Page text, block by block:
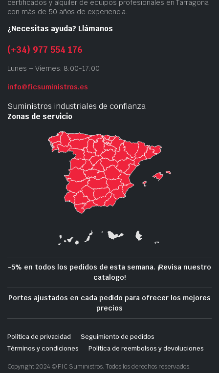
certificados y alquiler de equipos profesionales en Tarragona
con más de 50 años de experiencia.
¿Necesitas ayuda? Llámanos
(+34) 977 554 176
Lunes – Viernes: 8:00-17:00
info@ficsuministros.es
Suministros industriales de confianza
Zonas de servicio
-5% en todos los pedidos de esta semana. ¡Revisa nuestro
catalogo!
Portes ajustados en cada pedido para ofrecer los mejores
precios
Política de privacidad
Seguimiento de pedidos
Términos y condiciones
Política de reembolsos y devoluciones
Copyright 2024 © FIC Suministros. Todos los derechos reservados.